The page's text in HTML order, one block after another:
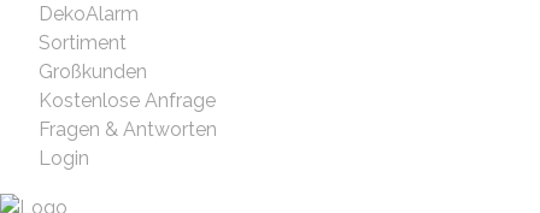
DekoAlarm
Sortiment
Großkunden
Kostenlose Anfrage
Fragen & Antworten
Login